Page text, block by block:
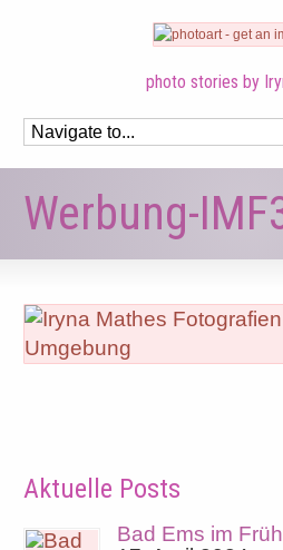
photo stories by
Werbung-
Aktuelle Posts
Bad Ems im